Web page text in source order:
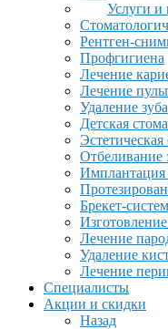
Услуги и
Рентген-
Профгигиена
Лечение
Лечение
Удаление зуба
Детская
Отбеливание
Имплантация
Брекет-
Лечение
Удаление
Лечение
Специалисты
Акции и скидки
Назад